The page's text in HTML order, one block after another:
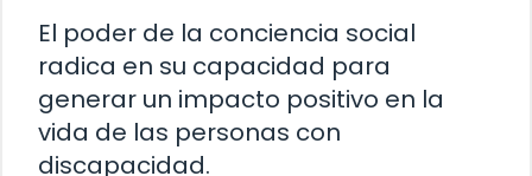
El poder de la conciencia social
radica en su capacidad para
generar un impacto positivo en la
vida de las personas con
discapacidad.